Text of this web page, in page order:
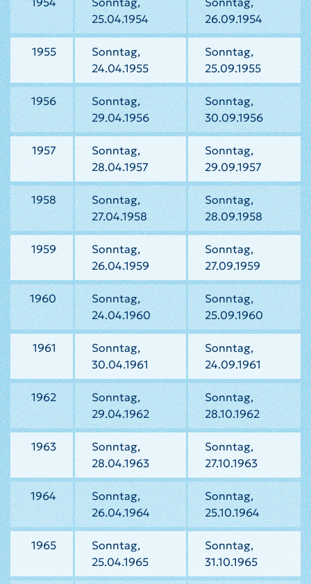
25.04.1954
26.09.1954
1955
Sonntag,
24.04.1955
Sonntag,
25.09.1955
1956
Sonntag,
29.04.1956
Sonntag,
30.09.1956
1957
Sonntag,
28.04.1957
Sonntag,
29.09.1957
1958
Sonntag,
27.04.1958
Sonntag,
28.09.1958
1959
Sonntag,
26.04.1959
Sonntag,
27.09.1959
1960
Sonntag,
24.04.1960
Sonntag,
25.09.1960
1961
Sonntag,
30.04.1961
Sonntag,
24.09.1961
1962
Sonntag,
29.04.1962
Sonntag,
28.10.1962
1963
Sonntag,
28.04.1963
Sonntag,
27.10.1963
1964
Sonntag,
26.04.1964
Sonntag,
25.10.1964
1965
Sonntag,
25.04.1965
Sonntag,
31.10.1965